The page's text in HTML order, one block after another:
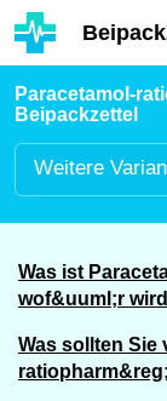
Hauptinhalt
Paracetamol-
Beipackzettel
Weitere
Was ist
wof&uuml;r
Was sollten Sie